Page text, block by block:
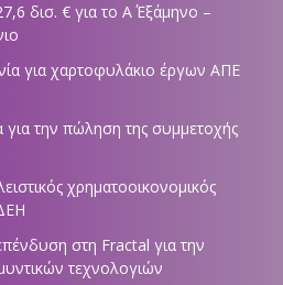
δισ. € για το Α΄ Εξάμηνο –
για χαρτοφυλάκιο έργων ΑΠΕ
την πώληση της συμμετοχής
χρηματοοικονομικός
στη Fractal για την
τεχνολογιών